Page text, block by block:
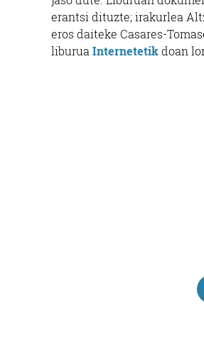
erantsi dituzte; irakurlea
eros daiteke Casares-
liburua Internetetikdoan